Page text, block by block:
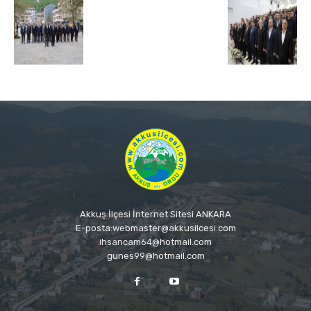
Akkuş İlçesi İnternet Sitesi ANKARA
E-posta:webmaster@akkusilcesi.com
ihsancam64@hotmail.com
gunes99@hotmail.com